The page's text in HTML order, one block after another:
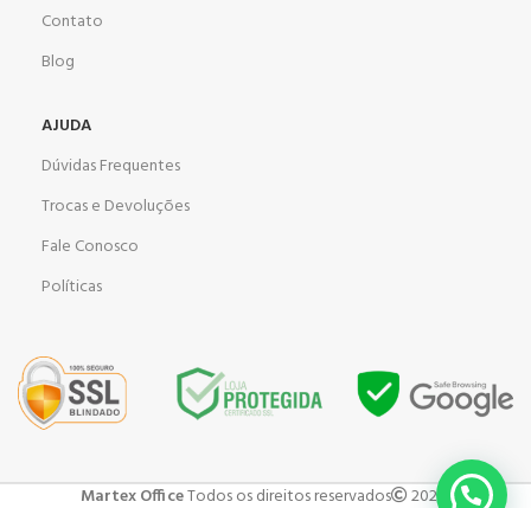
Contato
Blog
AJUDA
Dúvidas Frequentes
Trocas e Devoluções
Fale Conosco
Políticas
Martex OfficeTodos os direitos reservados 2023 .